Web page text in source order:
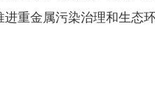
重金属污染治理和生态